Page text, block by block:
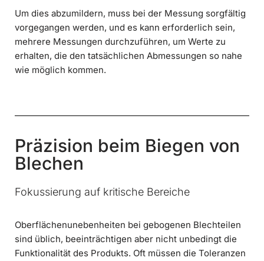
Um dies abzumildern, muss bei der Messung sorgfältig
vorgegangen werden, und es kann erforderlich sein,
mehrere Messungen durchzuführen, um Werte zu
erhalten, die den tatsächlichen Abmessungen so nahe
wie möglich kommen.
Präzision beim Biegen von
Blechen
Fokussierung auf kritische Bereiche
Oberflächenunebenheiten bei gebogenen Blechteilen
sind üblich, beeinträchtigen aber nicht unbedingt die
Funktionalität des Produkts. Oft müssen die Toleranzen